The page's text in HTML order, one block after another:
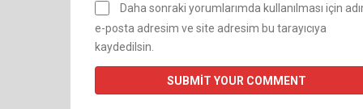
Daha sonraki yorumlarımda kullanılması için
e-posta adresim ve site adresim bu tarayıcıya
kaydedilsin.